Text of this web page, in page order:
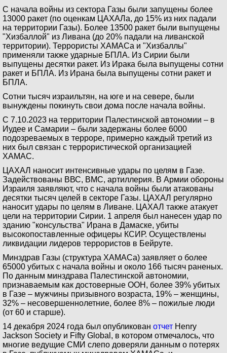
С начала войны из сектора Газы были запущены более
13000 ракет (по оценкам ЦАХАЛа, до 15% из них падали
на территории Газы). Более 13500 ракет были выпущены
"Хизбаллой" из Ливана (до 20% падали на ливанской
территории). Террористы ХАМАСа и "Хизбаллы"
применяли также ударные БПЛА. Из Сирии были
выпущены десятки ракет. Из Ирака была выпущены сотни
ракет и БПЛА. Из Ирана была выпущены сотни ракет и
БПЛА.
Сотни тысяч израильтян, на юге и на севере, были
вынуждены покинуть свои дома после начала войны.
С 7.10.2023 на территории Палестинской автономии – в
Иудее и Самарии – были задержаны более 6000
подозреваемых в терроре, примерно каждый третий из
них был связан с террористической организацией
ХАМАС.
ЦАХАЛ наносит интенсивные удары по целям в Газе.
Задействованы ВВС, ВМС, артиллерия. В Армии обороны
Израиля заявляют, что с начала войны были атакованы
десятки тысяч целей в секторе Газы. ЦАХАЛ регулярно
наносит удары по целям в Ливане. ЦАХАЛ также атакует
цели на территории Сирии. 1 апреля был нанесен удар по
зданию "консульства" Ирана в Дамаске, убиты
высокопоставленные офицеры КСИР. Осуществлены
ликвидации лидеров террористов в Бейруте.
Минздрав Газы (структура ХАМАСа) заявляет о более
65000 убитых с начала войны и около 166 тысяч раненых.
По данным минздрава Палестинской автономии,
признаваемым как достоверные ООН, более 39% убитых
в Газе – мужчины призывного возраста, 19% – женщины,
32% – несовершеннолетние, более 8% – пожилые люди
(от 60 и старше).
14 декабря 2024 года был опубликован отчет Henry
Jackson Society и Fifty Global, в котором отмечалось, что
многие ведущие СМИ слепо доверяли данным о потерях